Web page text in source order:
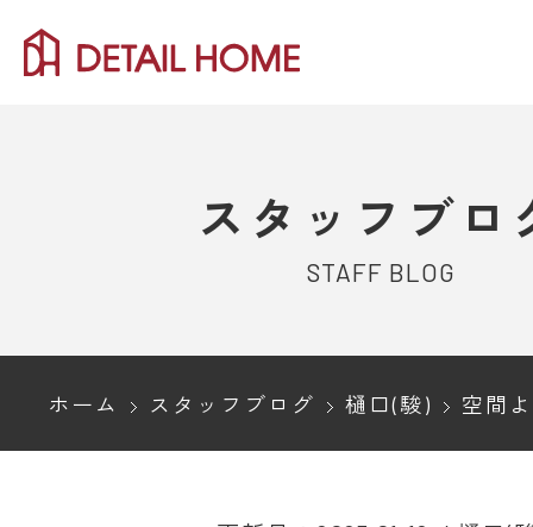
スタッフブロ
STAFF BLOG
ホーム スタッフブログ 樋口(駿) 空間より広く開放的に